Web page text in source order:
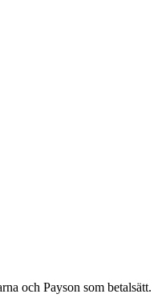
och Payson som betalsätt.